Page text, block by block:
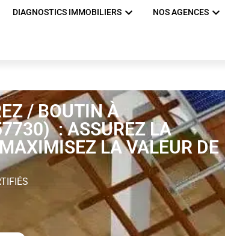
DIAGNOSTICS IMMOBILIERS NOS AGENCES
/ BOUTIN À
: ASSUREZ LA
LA VALEUR DE